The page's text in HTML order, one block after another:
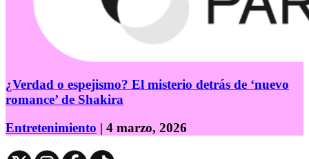
¿Verdad o espejismo? El misterio detrás de ‘nuevo
romance’ de Shakira
Entretenimiento | 4 marzo, 2026